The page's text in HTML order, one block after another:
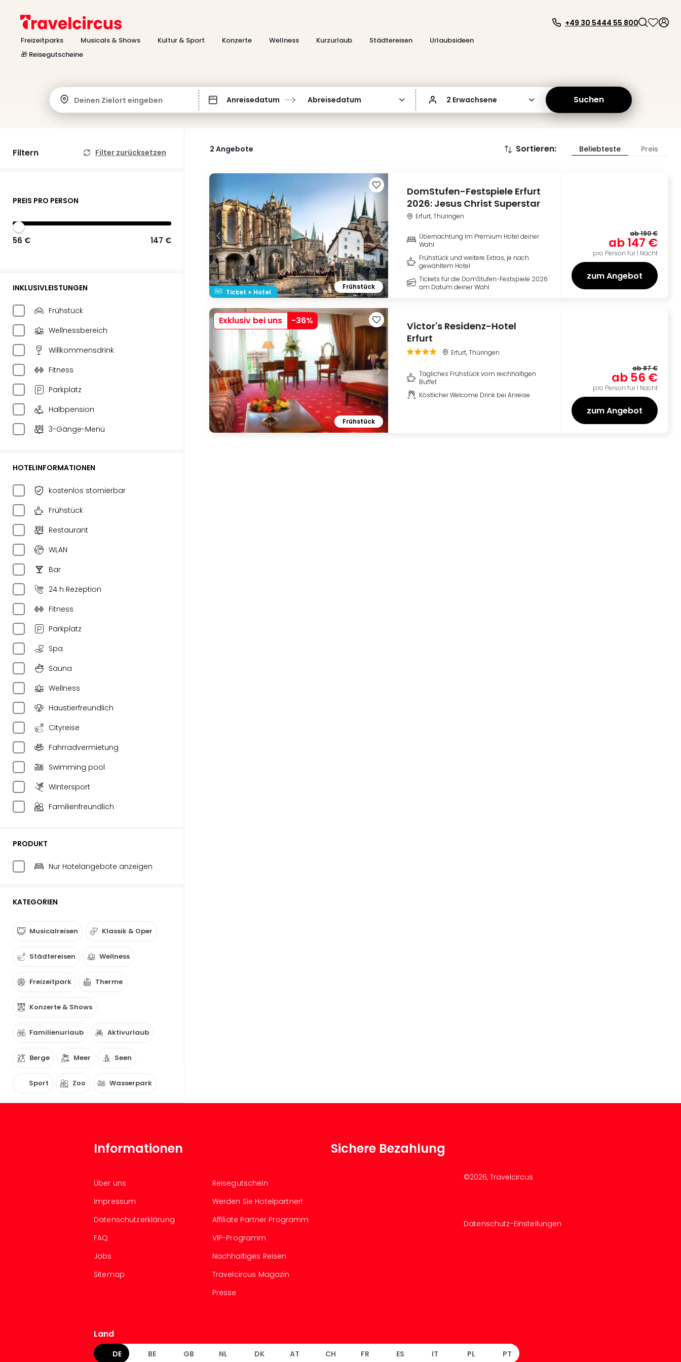
Freizeitparks Musicals & Shows Kultur & Sport Konzerte Wellness Kurzurlaub Städtereisen
Urlaubsideen
🎁 Reisegutscheine
+49 30 5444 55 800
Deinen Zielort eingeben Anreisedatum Abreisedatum 2 Erwachsene Suchen
Filtern Filter zurücksetzen
PREIS PRO PERSON
56 € 147 €
INKLUSIVLEISTUNGEN
Frühstück
Wellnessbereich
Willkommensdrink
Fitness
Parkplatz
Halbpension
3-Gänge-Menü
HOTELINFORMATIONEN
kostenlos stornierbar
Frühstück
Restaurant
WLAN
Bar
24 h Rezeption
Fitness
Parkplatz
Spa
Sauna
Wellness
Haustierfreundlich
Cityreise
Fahrradvermietung
Swimming pool
Wintersport
Familienfreundlich
PRODUKT
Nur Hotelangebote anzeigen
KATEGORIEN
Musicalreisen Klassik & Oper
Städtereisen Wellness
Freizeitpark Therme
Konzerte & Shows
Familienurlaub Aktivurlaub
Berge Meer Seen
Sport Zoo Wasserpark
2 Angebote Sortieren: Beliebteste Preis
Ticket + Hotel
Frühstück
DomStufen-Festspiele Erfurt
2026: Jesus Christ Superstar
Erfurt, Thüringen
Übernachtung im Premium Hotel deiner
Wahl
Frühstück und weitere Extras, je nach
gewähltem Hotel
Tickets für die DomStufen-Festspiele 2026
am Datum deiner Wahl
ab190 €
ab147 €
pro Person für 1 Nacht
zum Angebot
Frühstück
Exklusiv bei uns -36%
Victor's Residenz-Hotel
Erfurt
Erfurt, Thüringen
Tägliches Frühstück vom reichhaltigen
Buffet
Köstlicher Welcome Drink bei Anreise
ab87 €
ab56 €
pro Person für 1 Nacht
zum Angebot
Informationen
Über uns
Impressum
Datenschutzerklärung
FAQ
Jobs
Sitemap
Reisegutschein
Werden Sie Hotelpartner!
Affiliate Partner Programm
VIP-Programm
Nachhaltiges Reisen
Travelcircus Magazin
Presse
Sichere Bezahlung
©2026, Travelcircus
Datenschutz-Einstellungen
Land
DE BE GB NL DK AT CH FR ES IT PL PT